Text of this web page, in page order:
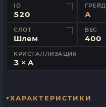
ID
520
ГРЕЙД
A
СЛОТ
Шлем
ВЕС
400
КРИСТАЛЛИЗАЦИЯ
3 × A
ХАРАКТЕРИСТИКИ